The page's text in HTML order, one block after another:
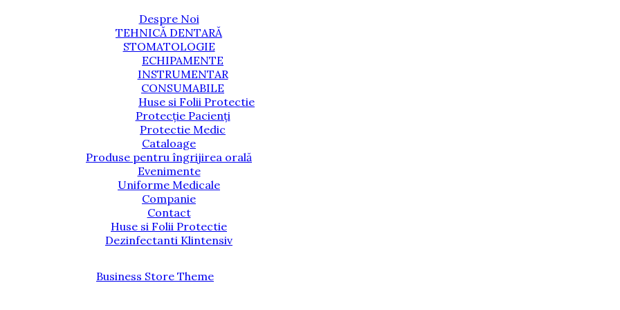
Despre Noi
TEHNICĂ DENTARĂ
STOMATOLOGIE
ECHIPAMENTE
INSTRUMENTAR
CONSUMABILE
Huse si Folii Protectie
Protecție Pacienți
Protectie Medic
Cataloage
Produse pentru îngrijirea orală
Evenimente
Uniforme Medicale
Companie
Contact
Huse si Folii Protectie
Dezinfectanti Klintensiv
Business Store Theme